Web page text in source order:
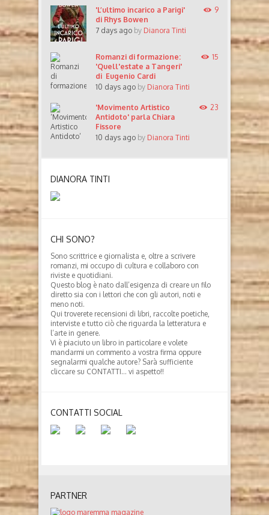
'L’ultimo incarico a Parigi'
di Rhys Bowen
7 days ago by Dianora Tinti
9
Romanzi di formazione:
'Quell'estate a Tangeri'
di Eugenio Cardi
10 days ago by Dianora Tinti
15
'Movimento Artistico
Antidoto' parla Chiara
Fissore
10 days ago by Dianora Tinti
23
DIANORA TINTI
CHI SONO?
Sono scrittrice e giornalista e, oltre a scrivere
romanzi, mi occupo di cultura e collaboro con
riviste e quotidiani.
Questo blog è nato dall’esigenza di creare un filo
diretto sia con i lettori che con gli autori, noti e
meno noti.
Qui troverete recensioni di libri, raccolte poetiche,
interviste e tutto ciò che riguarda la letteratura e
l’arte in genere.
Vi è piaciuto un libro in particolare e volete
mandarmi un commento a vostra firma oppure
segnalarmi qualche autore? Sarà sufficiente
cliccare su CONTATTI… vi aspetto!!
CONTATTI SOCIAL
PARTNER